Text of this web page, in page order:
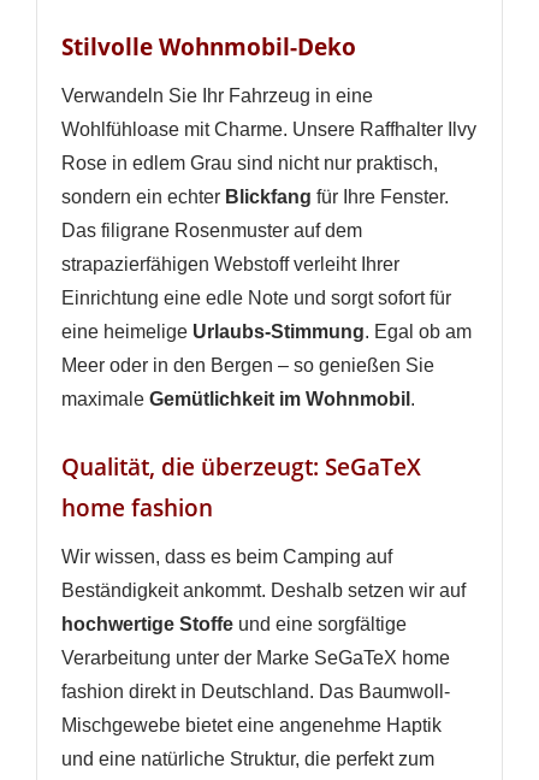
Stilvolle Wohnmobil-Deko
Verwandeln Sie Ihr Fahrzeug in eine
Wohlfühloase mit Charme. Unsere Raffhalter Ilvy
Rose in edlem Grau sind nicht nur praktisch,
sondern ein echter Blickfang für Ihre Fenster.
Das filigrane Rosenmuster auf dem
strapazierfähigen Webstoff verleiht Ihrer
Einrichtung eine edle Note und sorgt sofort für
eine heimelige Urlaubs-Stimmung. Egal ob am
Meer oder in den Bergen – so genießen Sie
maximale Gemütlichkeit im Wohnmobil .
Qualität, die überzeugt: SeGaTeX
home fashion
Wir wissen, dass es beim Camping auf
Beständigkeit ankommt. Deshalb setzen wir auf
hochwertige Stoffe und eine sorgfältige
Verarbeitung unter der Marke SeGaTeX home
fashion direkt in Deutschland. Das Baumwoll-
Mischgewebe bietet eine angenehme Haptik
und eine natürliche Struktur, die perfekt zum